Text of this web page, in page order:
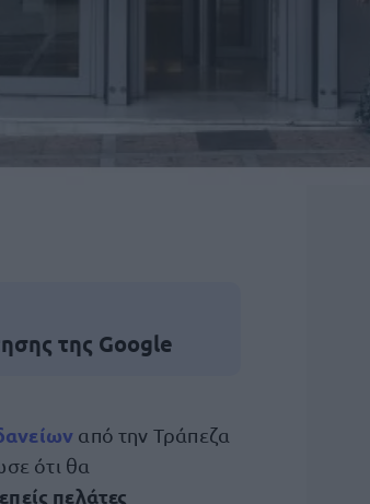
της Google
από την Τράπεζα
ότι θα
πελάτες